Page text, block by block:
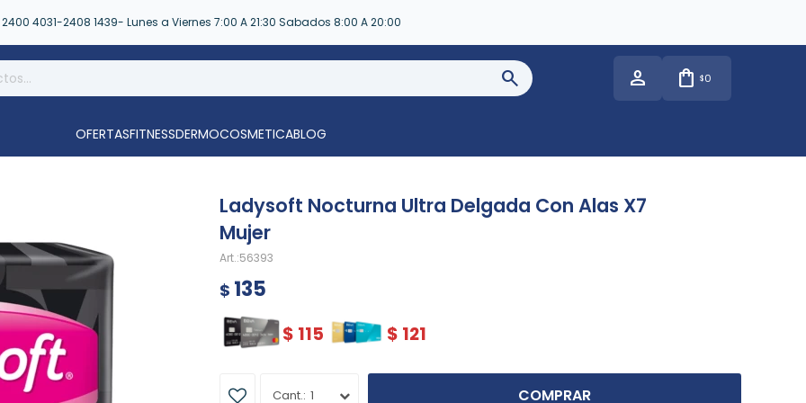
2400 4031-2408 1439- Lunes a Viernes 7:00 A 21:30 Sabados 8:00 A 20:00
$0
OFERTASFITNESSDERMOCOSMETICABLOG
Ladysoft Nocturna Ultra Delgada Con Alas X7
Mujer
56393
$ 135
$ 115 $ 121
1 COMPRAR